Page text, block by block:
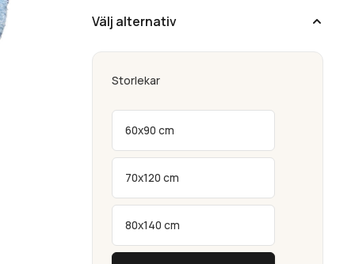
Välj alternativ
Storlekar
60x90 cm
70x120 cm
80x140 cm